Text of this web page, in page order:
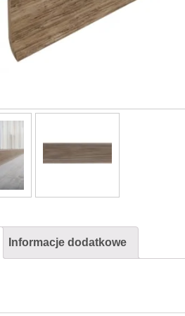
Informacje dodatkowe